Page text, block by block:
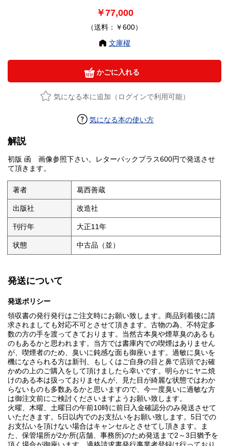
￥77,000
（送料：￥600）
文庫櫂
かごに入れる
気になる本に追加（ログインで利用可能）
気になる本の使い方
解説
初版 函 画像参照下さい。レターパックプラス600円で発送させ
て頂きます。
著者 葛西善蔵
出版社 改造社
刊行年 大正11年
状態 中古品（並）
発送について
発送ポリシー
領収書の発行発行はご注文時にお願い致します。商品到着後に請
求されましても対応不可とさせて頂きます。古物の為、不特定多
数の方の手を渡ってきております。当然古本臭や煙草臭のあるも
のもあるかと思われます。当方では書庫内での喫煙はありません
が、喫煙者のため、臭いに鈍感な面も御座います。過敏に臭いを
機になさられる方は新刊、もしくはご自身の目と鼻で店頭でお確
かめの上のご購入をして頂けましたら幸いです。明らかにヤニ焼
けのある本は扱っておりませんが、見た目が綺麗な状態ではわか
らないものも多数あるかと思いますので、今一度臭いに過敏な方
は御注文前にご検討くださいますようお願い致します。
火曜、木曜、土曜日の午前10時に前日入金確認分のみ発送させて
いただきます。5日以内でのお支払いをお願い致します。5日での
お支払いを頂けない場合はキャンセルとさせてし頂きます。ま
た、保管場所が2か所(店舗、事務所)のため発送まで2～3日猶予を